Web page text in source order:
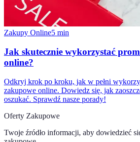
Zakupy Online5 min
Jak skutecznie wykorzystać
online?
Odkryj krok po kroku, jak w pełni
zakupowe online. Dowiedz się, jak
oszukać. Sprawdź nasze porady!
Oferty Zakupowe
Twoje źródło informacji, aby dowiedzieć